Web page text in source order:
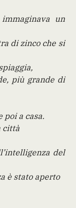
un
di zinco che si
più grande di
poi a casa.
città
del
è stato aperto